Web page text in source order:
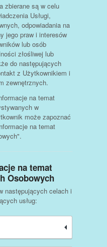
zbierane są w celu
Usługi,
odpowiadania na
jego praw i interesów
lub osób
złośliwej lub
do następujących
z Użytkownikiem i
zewnętrznych.
na temat
w
może zapoznać
na temat
na temat
Osobowych
następujących celach i
usług: